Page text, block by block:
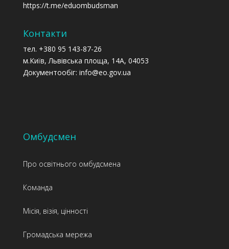
https://t.me/eduombudsman
Контакти
тел. +380 95 143-87-26
м.Київ, Львівська площа, 14А, 04053
Документообіг: info@eo.gov.ua
Омбудсмен
Про освітнього омбудсмена
Команда
Місія, візія, цінності
Громадська мережа